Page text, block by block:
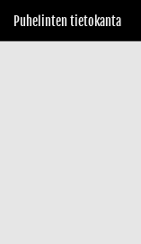
Puhelinten tietokanta